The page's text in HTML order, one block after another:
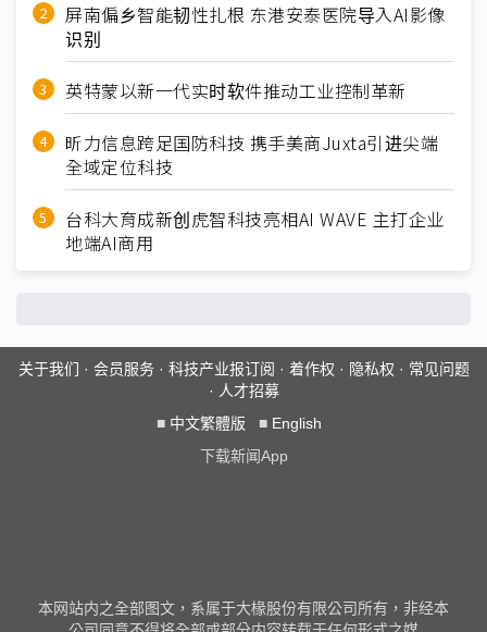
屏南偏乡智能韧性扎根 东港安泰医院导入AI影像
识别
英特蒙以新一代实时软件推动工业控制革新
昕力信息跨足国防科技 携手美商Juxta引进尖端
全域定位科技
台科大育成新创虎智科技亮相AI WAVE 主打企业
地端AI商用
关于我们 · 会员服务· 科技产业报订阅 · 着作权 · 隐私权 · 常见问题
· 人才招募
■ 中文繁體版 ■ English
下载新闻App
本网站内之全部图文，系属于大椽股份有限公司所有，非经本